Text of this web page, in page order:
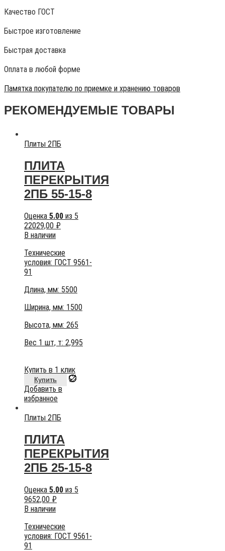
Качество ГОСТ
Быстрое изготовление
Быстрая доставка
Оплата в любой форме
Памятка покупателю по приемке и хранению товаров
РЕКОМЕНДУЕМЫЕ ТОВАРЫ
Плиты 2ПБ
ПЛИТА
ПЕРЕКРЫТИЯ
2ПБ 55-15-8
Оценка 5.00 из 5
22029,00 ₽
В наличии
Технические
условия: ГОСТ 9561-
91
Длина, мм: 5500
Ширина, мм: 1500
Высота, мм: 265
Вес 1 шт, т: 2,995
Купить в 1 клик
Купить
Добавить в
избранное
Плиты 2ПБ
ПЛИТА
ПЕРЕКРЫТИЯ
2ПБ 25-15-8
Оценка 5.00 из 5
9652,00 ₽
В наличии
Технические
условия: ГОСТ 9561-
91